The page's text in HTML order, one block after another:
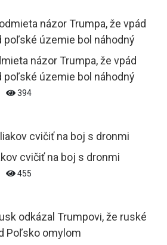
názor Trumpa, že vpád
poľské územie bol náhodný
394
cvičiť na boj s dronmi
455